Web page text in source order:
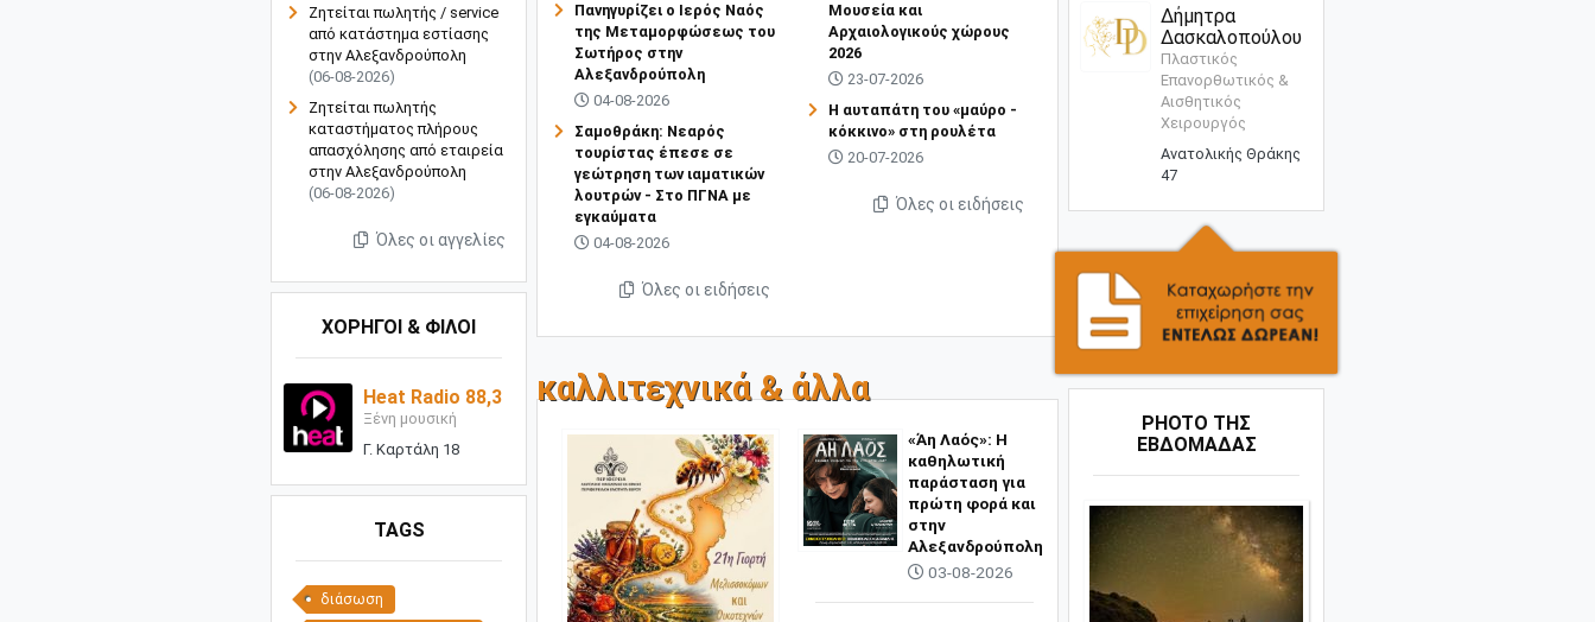
Ζητείται πωλητής / service
από κατάστημα εστίασης
στην Αλεξανδρούπολη
(06-08-2026)
Ζητείται πωλητής
καταστήματος πλήρους
απασχόλησης από εταιρεία
στην Αλεξανδρούπολη
(06-08-2026)
Όλες οι αγγελίες
ΧΟΡΗΓΟΙ & ΦΙΛΟΙ
Heat Radio 88,3
Ξένη μουσική
Γ. Καρτάλη 18
TAGS
διάσωση
Πανηγυρίζει ο Ιερός Ναός
της Μεταμορφώσεως του
Σωτήρος στην
Αλεξανδρούπολη
04-08-2026
Σαμοθράκη: Νεαρός
τουρίστας έπεσε σε
γεώτρηση των ιαματικών
λουτρών - Στο ΠΓΝΑ με
εγκαύματα
04-08-2026
Όλες οι ειδήσεις
Μουσεία και
Αρχαιολογικούς χώρους
2026
23-07-2026
Η αυταπάτη του «μαύρο -
κόκκινο» στη ρουλέτα
20-07-2026
Όλες οι ειδήσεις
καλλιτεχνικά & άλλα
«Άη Λαός»: Η
καθηλωτική
παράσταση για
πρώτη φορά και
στην
Αλεξανδρούπολη
03-08-2026
Δήμητρα
Δασκαλοπούλου
Πλαστικός
Επανορθωτικός &
Αισθητικός
Χειρουργός
Ανατολικής Θράκης
47
PHOTO ΤΗΣ
ΕΒΔΟΜΑΔΑΣ